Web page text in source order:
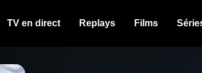
TV en direct Replays Films